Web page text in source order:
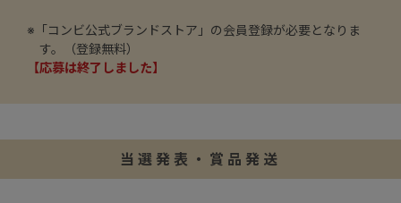
※ 「コンビ公式ブランドストア」の会員登録が必要となりま
す。（登録無料）
【応募は終了しました】
当選発表・賞品発送